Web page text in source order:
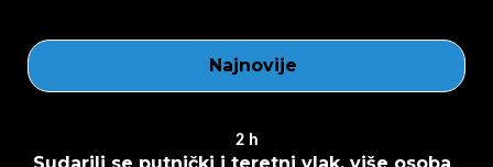
Najnovije
2 h